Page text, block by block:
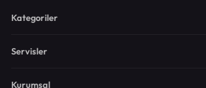
Kategoriler
Servisler
Kurumsal